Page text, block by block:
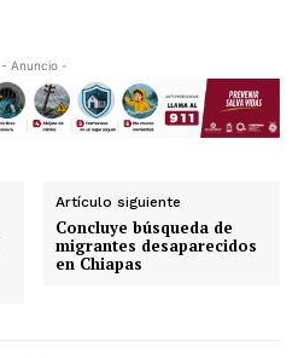
- Anuncio -
Artículo siguiente
Concluye búsqueda de
migrantes desaparecidos
en Chiapas